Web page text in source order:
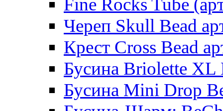
Череп Skull Bead
Крест Cross Bead
Бусина Briolette XL
Бусина Mini Drop